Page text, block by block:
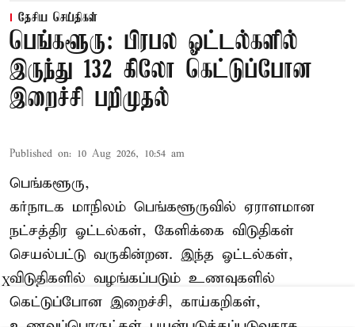
தேசிய செய்திகள்
பெங்களூரு: பிரபல ஓட்டல்களில்
இருந்து 132 கிலோ கெட்டுப்போன
இறைச்சி பறிமுதல்
Published on: 10 Aug 2026, 10:54 am
பெங்களூரு,
கர்நாடக மாநிலம் பெங்களூருவில் ஏராளமான
நட்சத்திர ஓட்டல்கள், கேளிக்கை விடுதிகள்
செயல்பட்டு வருகின்றன. இந்த ஓட்டல்கள்,
விடுதிகளில் வழங்கப்படும் உணவுகளில்
கெட்டுப்போன இறைச்சி, காய்கறிகள்,
X